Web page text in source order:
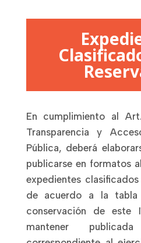
En cumplimiento al
Transparencia y
Pública, deberá
publicarse en formatos
expedientes
de acuerdo a la
conservación de este
mantener